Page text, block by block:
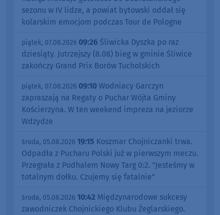
sezonu w IV lidze, a powiat bytowski oddał się
kolarskim emocjom podczas Tour de Pologne
piątek, 07.08.2026 09:26 Śliwicka Dyszka po raz
dziesiąty. Jutrzejszy (8.08) bieg w gminie Śliwice
zakończy Grand Prix Borów Tucholskich
piątek, 07.08.2026 09:10 Wodniacy Garczyn
zapraszają na Regaty o Puchar Wójta Gminy
Kościerzyna. W ten weekend impreza na jeziorze
Wdzydze
środa, 05.08.2026 19:15 Koszmar Chojniczanki trwa.
Odpadła z Pucharu Polski już w pierwszym meczu.
Przegrała z Podhalem Nowy Targ 0:2. "Jesteśmy w
totalnym dołku. Czujemy się fatalnie"
środa, 05.08.2026 10:42 Międzynarodowe sukcesy
zawodniczek Chojnickiego Klubu Żeglarskiego.